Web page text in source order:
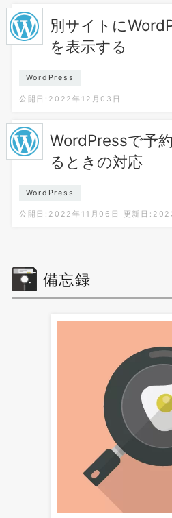
別サイトに
を表示する
WordPress
公開日:2022年12月03日
WordPressで予
るときの対応
WordPress
公開日:2022年11月06日 更新日
備忘録